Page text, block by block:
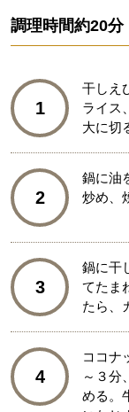
調理時間約20分
1
干しえ
ライス
大に切
2
鍋に油
炒め、
3
鍋に干
てたま
たら、
4
ココナ
～３分
める。